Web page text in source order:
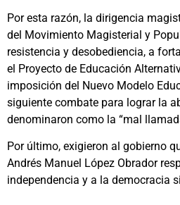
Por esta razón, la dirigencia
del Movimiento Magisterial y
resistencia y desobediencia, a
el Proyecto de Educación
imposición del Nuevo Modelo
siguiente combate para lograr la
denominaron como la “mal
Por último, exigieron al gobierno
Andrés Manuel López Obrador
independencia y a la democracia